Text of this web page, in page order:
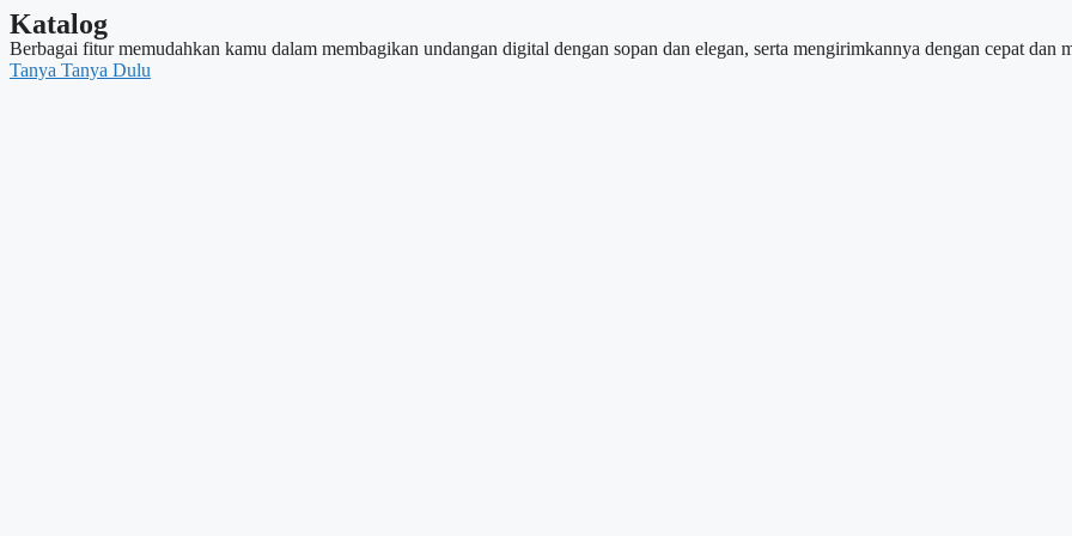
Katalog
Berbagai fitur memudahkan kamu dalam membagikan undangan digital dengan sopan dan elegan, serta mengirimkannya dengan cepat dan
Tanya Tanya Dulu